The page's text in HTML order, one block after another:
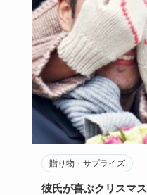
贈り物・サプライズ
彼氏が喜ぶクリスマ